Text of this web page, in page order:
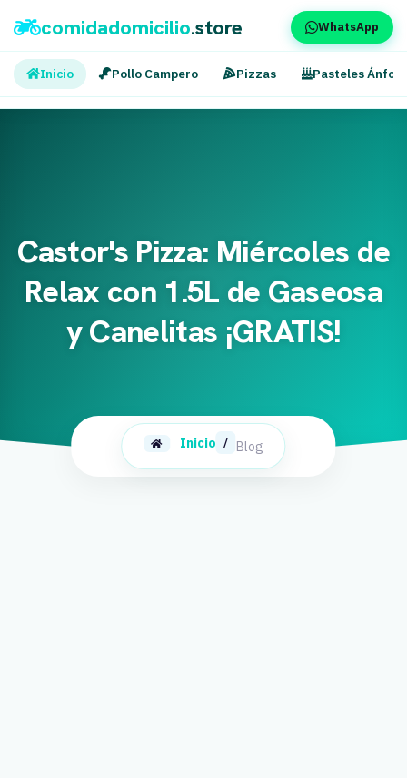
comidadomicilio.store WhatsApp
Inicio Pollo Campero Pizzas Pasteles Ánfora
Castor's Pizza: Miércoles de
Relax con 1.5L de Gaseosa
y Canelitas ¡GRATIS!
Inicio / Blog